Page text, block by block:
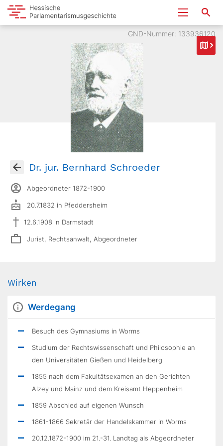
GND-Nummer: 133936120
Dr. jur. Bernhard Schroeder
Abgeordneter 1872-1900
20.7.1832 in Pfeddersheim
12.6.1908 in Darmstadt
Jurist, Rechtsanwalt, Abgeordneter
Wirken
Werdegang
Besuch des Gymnasiums in Worms
Studium der Rechtswissenschaft und Philosophie an
den Universitäten Gießen und Heidelberg
1855 nach dem Fakultätsexamen an den Gerichten
Alzey und Mainz und dem Kreisamt Heppenheim
1859 Abschied auf eigenen Wunsch
1861-1866 Sekretär der Handelskammer in Worms
20.12.1872-1900 im 21.-31. Landtag als Abgeordneter